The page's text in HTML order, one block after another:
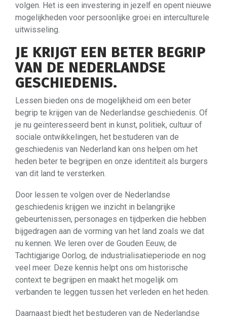
volgen. Het is een investering in jezelf en opent nieuwe
mogelijkheden voor persoonlijke groei en interculturele
uitwisseling.
JE KRIJGT EEN BETER BEGRIP
VAN DE NEDERLANDSE
GESCHIEDENIS.
Lessen bieden ons de mogelijkheid om een beter
begrip te krijgen van de Nederlandse geschiedenis. Of
je nu geïnteresseerd bent in kunst, politiek, cultuur of
sociale ontwikkelingen, het bestuderen van de
geschiedenis van Nederland kan ons helpen om het
heden beter te begrijpen en onze identiteit als burgers
van dit land te versterken.
Door lessen te volgen over de Nederlandse
geschiedenis krijgen we inzicht in belangrijke
gebeurtenissen, personages en tijdperken die hebben
bijgedragen aan de vorming van het land zoals we dat
nu kennen. We leren over de Gouden Eeuw, de
Tachtigjarige Oorlog, de industrialisatieperiode en nog
veel meer. Deze kennis helpt ons om historische
context te begrijpen en maakt het mogelijk om
verbanden te leggen tussen het verleden en het heden.
Daarnaast biedt het bestuderen van de Nederlandse